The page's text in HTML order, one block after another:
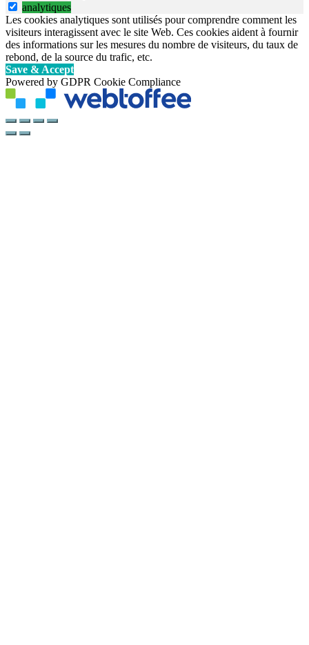
analytiques
Les cookies analytiques sont utilisés pour comprendre comment les
visiteurs interagissent avec le site Web. Ces cookies aident à fournir
des informations sur les mesures du nombre de visiteurs, du taux de
rebond, de la source du trafic, etc.
Save & Accept
Powered by GDPR Cookie Compliance